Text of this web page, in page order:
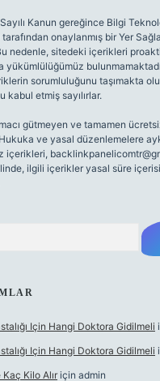
Kanun gereğince Bilgi
onaylanmış bir Yer
nedenle, sitedeki içerikleri
yükümlülüğümüz
sorumluluğunu taşımakta
kabul etmiş sayılırlar.
gütmeyen ve tamamen
ve yasal düzenlemelere
içerikleri,
ilgili içerikler yasal süre
Için Hangi Doktora Gidilmeli
Için Hangi Doktora Gidilmeli
Kaç Kilo Alır için admin